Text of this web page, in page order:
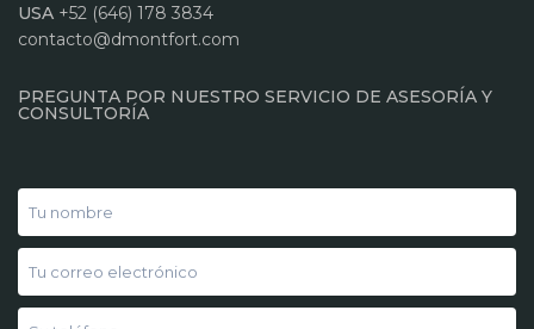
USA +52 (646) 178 3834
contacto@dmontfort.com
PREGUNTA POR NUESTRO SERVICIO DE ASESORÍA Y
CONSULTORÍA